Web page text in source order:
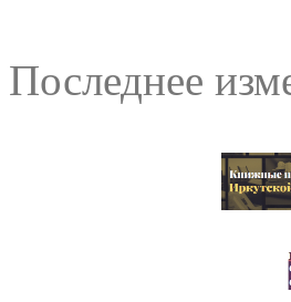
Последнее